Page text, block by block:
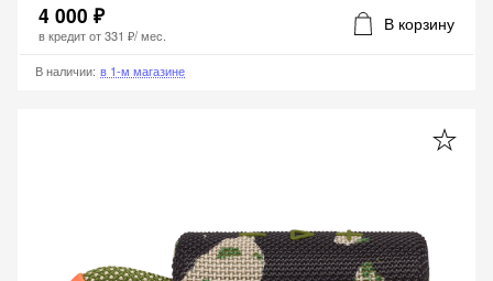
4 000 ₽
в кредит от331 ₽/ мес.
В корзину
В наличии: в 1-м магазине